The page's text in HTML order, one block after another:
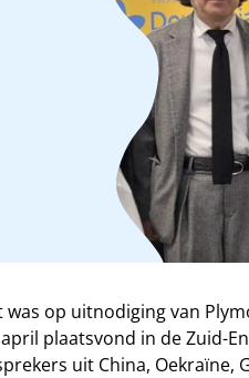
op uitnodiging van
plaatsvond in de Zuid-
uit China, Oekraïne,